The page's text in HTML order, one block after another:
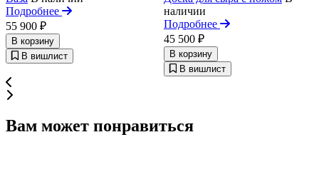
Подробнее
55 900 ₽
В корзину
В вишлист
наличии
Подробнее
45 500 ₽
В корзину
В вишлист
Вам может понравиться